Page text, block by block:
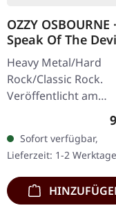
OZZY OSBOURNE ·
Speak Of The
CD
Heavy Metal/Hard
Rock/Classic Rock.
Veröffentlicht am
17.11.1995, auf Sony
Music. CD im
Dieses elektrisierende
Live-Album zeigt
Sofort verfügbar,
Lieferzeit: 1-2 Werktage